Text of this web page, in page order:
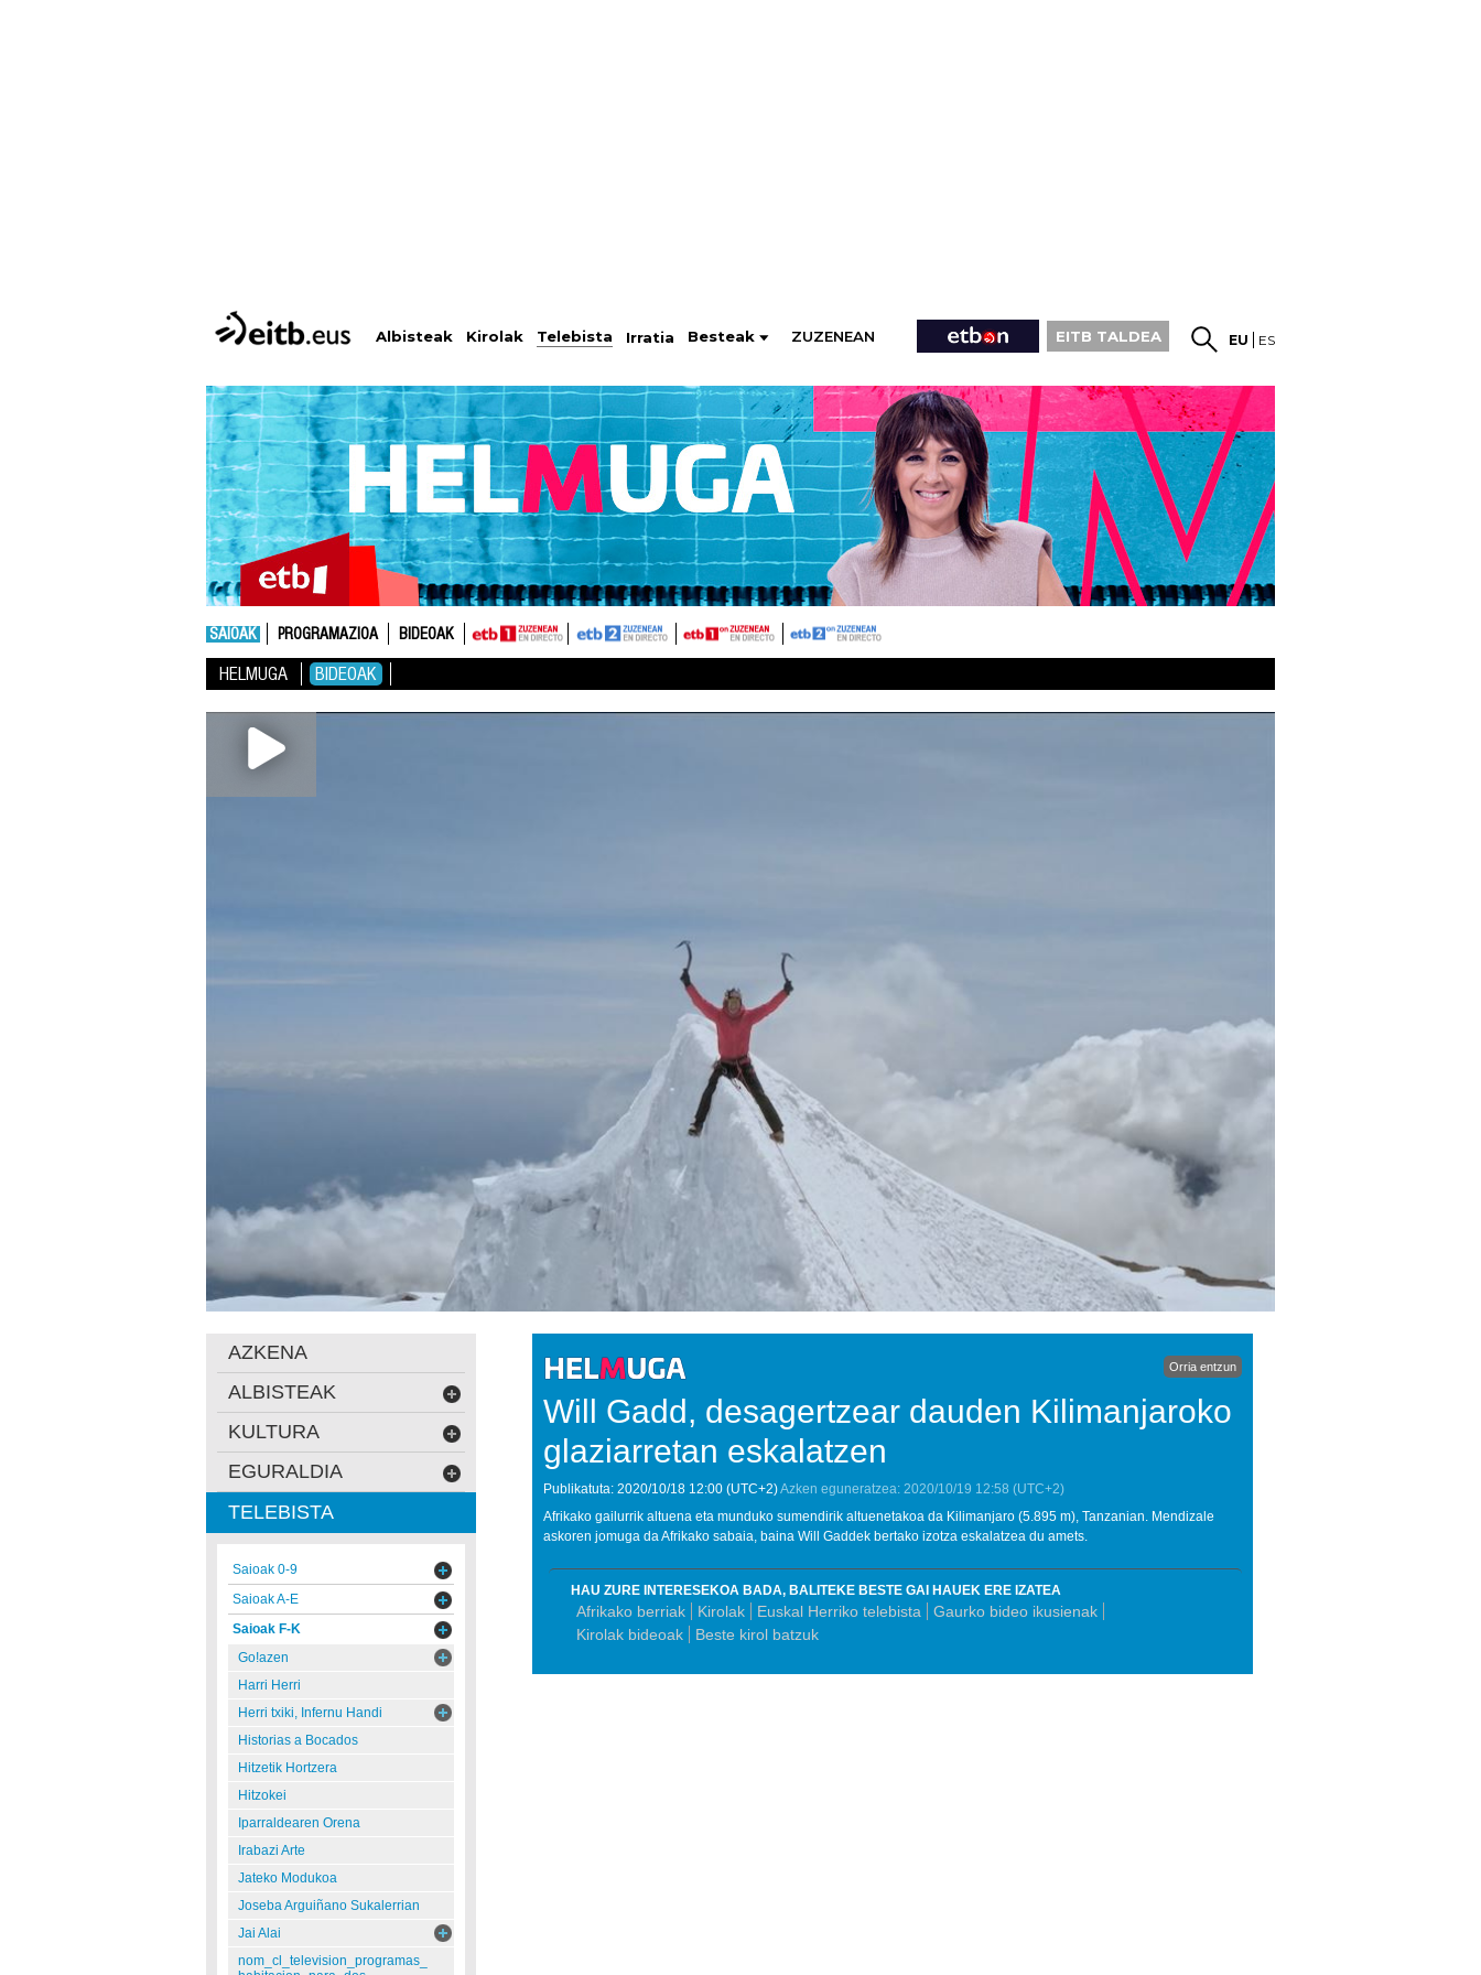
Albisteak Kirolak Telebista Irratia Besteak ZUZENEAN EITB TALDEA EU ES
SAIOAK PROGRAMAZIOA BIDEOAK
HELMUGA BIDEOAK
Orria entzun
Will Gadd, desagertzear dauden Kilimanjaroko
glaziarretan eskalatzen
Publikatuta: 2020/10/18 12:00 (UTC+2)Azken eguneratzea: 2020/10/19 12:58 (UTC+2)
Afrikako gailurrik altuena eta munduko sumendirik altuenetakoa da Kilimanjaro (5.895 m), Tanzanian. Mendizale
askoren jomuga da Afrikako sabaia, baina Will Gaddek bertako izotza eskalatzea du amets.
HAU ZURE INTERESEKOA BADA, BALITEKE BESTE GAI HAUEK ERE IZATEA
Afrikako berriak Kirolak Euskal Herriko telebista
Gaurko bideo ikusienak
Kirolak bideoak
Beste kirol batzuk
AZKENA
ALBISTEAK
KULTURA
EGURALDIA
TELEBISTA
Saioak 0-9
Saioak A-E
Saioak F-K
Go!azen
Harri Herri
Herri txiki, Infernu Handi
Historias a Bocados
Hitzetik Hortzera
Hitzokei
Iparraldearen Orena
Irabazi Arte
Jateko Modukoa
Joseba Arguiñano Sukalerrian
Jai Alai
nom_cl_television_programas_